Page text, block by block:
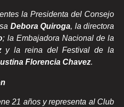
la Presidenta del Consejo
Debora Quiroga, la directora
; la Embajadora Nacional de la
y la reina del Festival de la
Florencia Chavez.
21 años y representa al Club